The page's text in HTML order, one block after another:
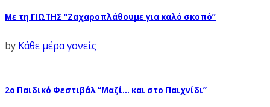
Με τη ΓΙΩΤΗΣ “Ζαχαροπλάθουμε για καλό σκοπό”
by Κάθε μέρα γονείς
2ο Παιδικό Φεστιβάλ “Μαζί… και στο Παιχνίδι”